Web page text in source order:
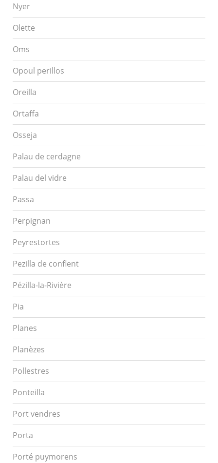
Nyer
Olette
Oms
Opoul perillos
Oreilla
Ortaffa
Osseja
Palau de cerdagne
Palau del vidre
Passa
Perpignan
Peyrestortes
Pezilla de conflent
Pézilla-la-Rivière
Pia
Planes
Planèzes
Pollestres
Ponteilla
Port vendres
Porta
Porté puymorens